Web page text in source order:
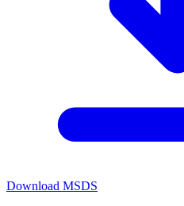
Download MSDS